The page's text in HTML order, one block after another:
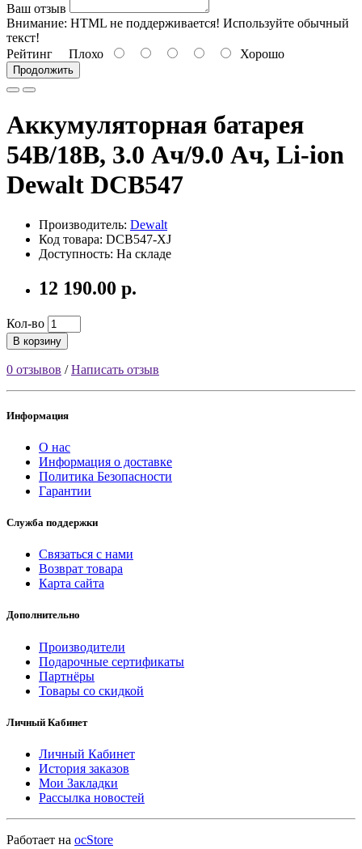
Ваш отзыв
Внимание: HTML не поддерживается! Используйте обычный
текст!
Рейтинг Плохо Хорошо
Продолжить
Аккумуляторная батарея
54В/18В, 3.0 Ач/9.0 Ач, Li-ion
Dewalt DCB547
Производитель: Dewalt
Код товара: DCB547-XJ
Доступность: На складе
12 190.00 р.
Кол-во
В корзину
0 отзывов /Написать отзыв
Информация
О нас
Информация о доставке
Политика Безопасности
Гарантии
Служба поддержки
Связаться с нами
Возврат товара
Карта сайта
Дополнительно
Производители
Подарочные сертификаты
Партнёры
Товары со скидкой
Личный Кабинет
Личный Кабинет
История заказов
Мои Закладки
Рассылка новостей
Работает на ocStore